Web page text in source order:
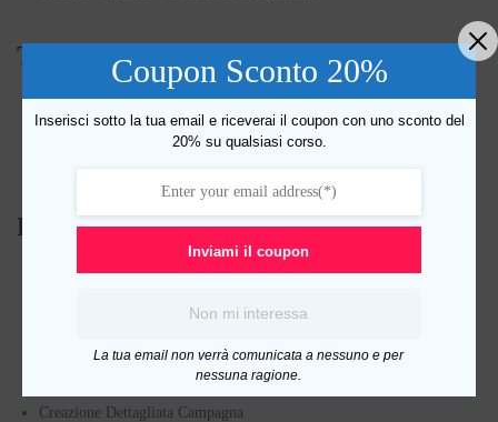
Terminologia
Panoramica Facebook ADS
Struttura di una Campagna di Vendita
Gestione Inserzioni
Creazione Dettagliata Campagna
Coupon Sconto 20%
Inserisci sotto la tua email e riceverai il coupon con uno sconto del
20% su qualsiasi corso.
Inviami il coupon
Non mi interessa
La tua email non verrà comunicata a nessuno e per
nessuna ragione.